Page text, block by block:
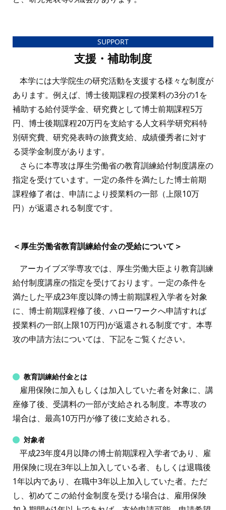
SUPPORT
支援・補助制度
本学には大学院生の研究活動を支援する様々な制度が
あります。例えば、博士後期課程の授業料の3分の1を
補助する給付奨学金、研究費として博士前期課程5万
円、博士後期課程20万円を支給する人文科学研究科特
別研究費、研究発表時の旅費支給、成績優秀者に対す
る奨学金制度があります。
さらに本専攻は厚生労働省の教育訓練給付制度講座の
指定を受けています。一定の条件を満たした博士前期
課程修了者は、申請により授業料の一部（上限10万
円）が返還される制度です。
＜厚生労働省教育訓練給付金の受給について＞
アーカイブズ学専攻では、厚生労働大臣より教育訓練
給付制度講座の指定を受けております。一定の条件を
満たした平成23年度以降の博士前期課程入学者を対象
に、博士前期課程修了後、ハローワークへ申請すれば
授業料の一部(上限10万円)が返還される制度です。本専
攻の申請方法については、下記をご覧ください。
教育訓練給付金とは
雇用保険に加入もしくは加入していた者を対象に、講
座修了後、受講料の一部が支給される制度。本専攻の
場合は、最高10万円が修了後に支給される。
対象者
平成23年度4月以降の博士前期課程入学者であり、雇
用保険に現在3年以上加入している者、もしくは退職後
1年以内であり、在職中3年以上加入していた者。ただ
し、初めてこの給付金制度を受ける場合は、雇用保険